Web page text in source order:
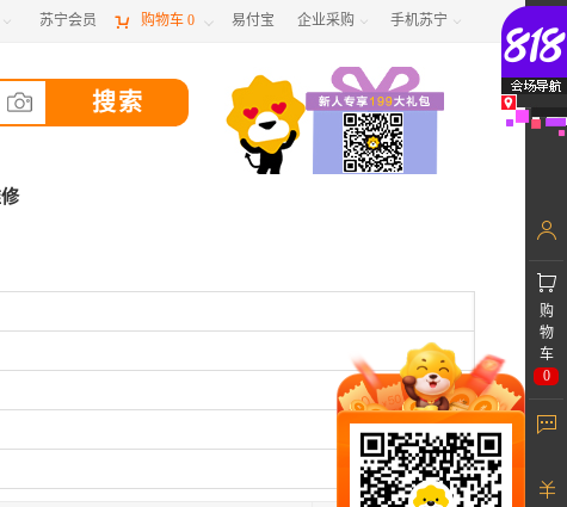
 苏宁会员  购物车 0  易付宝 企业采购  手机苏宁 
购
物
车
0